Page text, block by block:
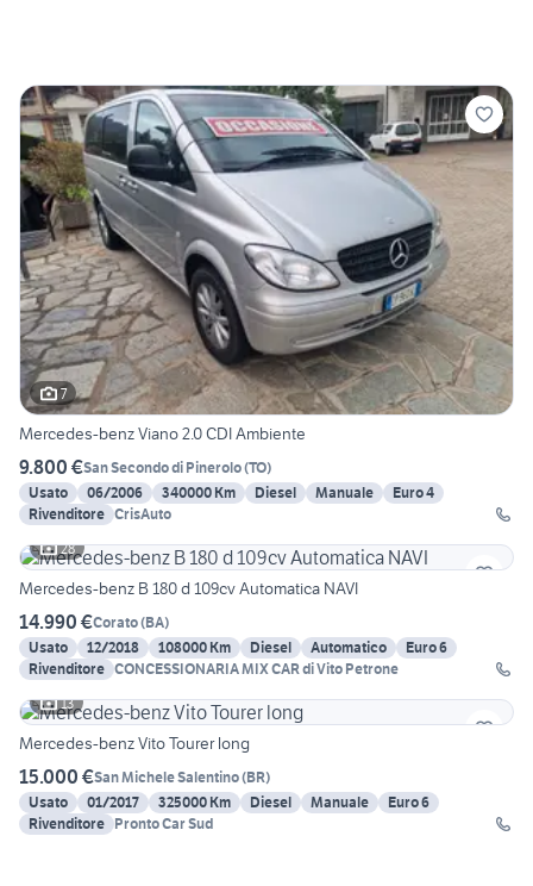
7
Mercedes-benz Viano 2.0 CDI Ambiente
9.800 €San Secondo di Pinerolo(TO)
Usato
06/2006 340000 Km Diesel Manuale
Euro 4
Rivenditore CrisAuto
28
Mercedes-benz B 180 d 109cv Automatica NAVI
14.990 €Corato(BA)
Usato
12/2018 108000 Km Diesel Automatico
Euro 6
Rivenditore CONCESSIONARIA MIX CAR di Vito Petrone
13
Mercedes-benz Vito Tourer long
15.000 €San Michele Salentino(BR)
Usato
01/2017 325000 Km Diesel Manuale
Euro 6
Rivenditore Pronto Car Sud